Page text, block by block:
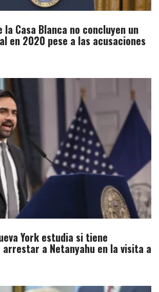
la Casa Blanca no concluyen un
en 2020 pese a las acusaciones
York estudia si tiene
a Netanyahu en la visita a